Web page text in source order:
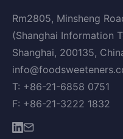
Rm2805, Minsheng
(Shanghai Information
Shanghai, 200135,
T: +86-21-6858 0751
F: +86-21-3222 1832